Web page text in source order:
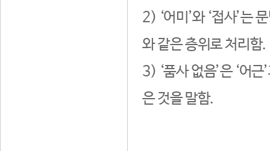
2) ‘어미’와 ‘접사’는
와 같은 층위로 처리함.
3) ‘품사 없음’은 ‘어
은 것을 말함.